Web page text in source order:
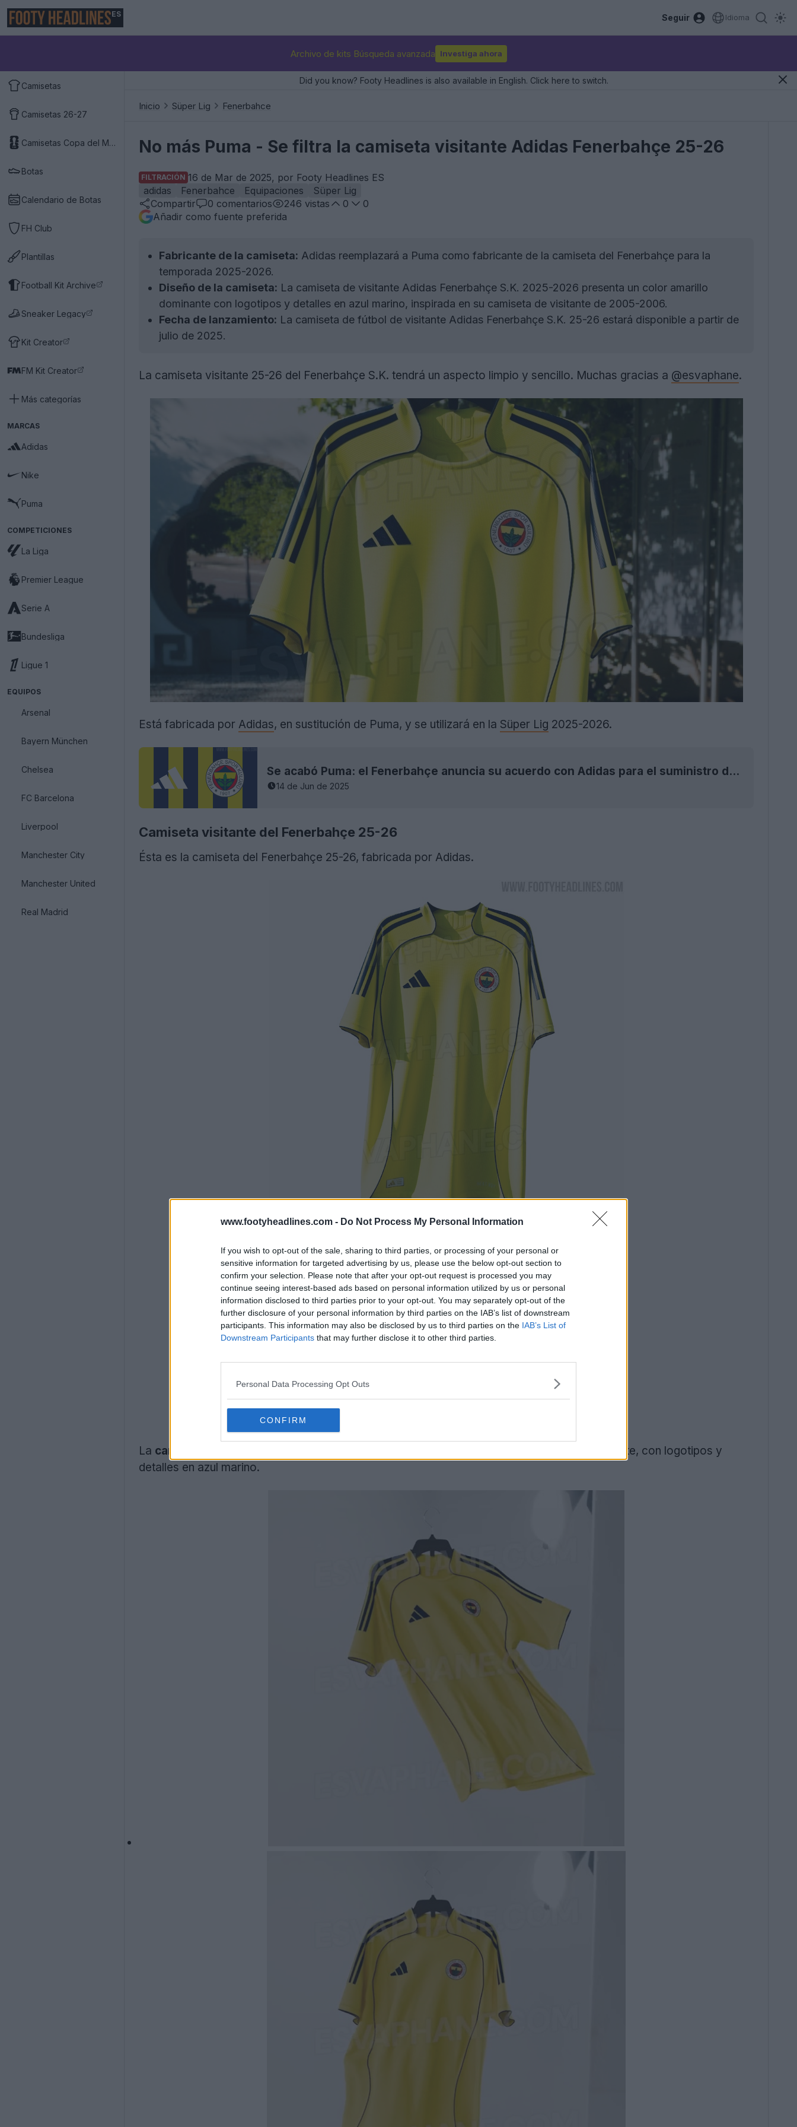
www.footyheadlines.com - Do Not Process My Personal Information
If you wish to opt-out of the sale, sharing to third parties, or processing of your personal or
sensitive information for targeted advertising by us, please use the below opt-out section to
confirm your selection. Please note that after your opt-out request is processed you may
continue seeing interest-based ads based on personal information utilized by us or personal
information disclosed to third parties prior to your opt-out. You may separately opt-out of the
further disclosure of your personal information by third parties on the IAB’s list of downstream
participants. This information may also be disclosed by us to third parties on the IAB’s List of
Downstream Participants that may further disclose it to other third parties.
Personal Data Processing Opt Outs
CONFIRM
ES Seguir Idioma
Archivo de kits Búsqueda avanzada Investiga ahora
Camisetas
Camisetas 26-27
Camisetas Copa del Mundo 2026
Botas
Calendario de Botas
FH Club
Plantillas
Football Kit Archive
Sneaker Legacy
Kit Creator
FM Kit Creator
Más categorías
MARCAS
Adidas
Nike
Puma
COMPETICIONES
La Liga
Premier League
Serie A
Bundesliga
Ligue 1
EQUIPOS
Arsenal
Bayern München
Chelsea
FC Barcelona
Liverpool
Manchester City
Manchester United
Real Madrid
Did you know? Footy Headlines is also available in English. Click here to switch.
Inicio Süper Lig Fenerbahce
No más Puma - Se filtra la camiseta visitante Adidas Fenerbahçe 25-26
FILTRACIÓN 16 de Mar de 2025, por Footy Headlines ES
adidas
Fenerbahce Equipaciones
Süper Lig
Compartir
0 comentarios 246 vistas 0
0
Añadir como fuente preferida
Fabricante de la camiseta: Adidas reemplazará a Puma como fabricante de la camiseta del Fenerbahçe para la
temporada 2025-2026.
Diseño de la camiseta: La camiseta de visitante Adidas Fenerbahçe S.K. 2025-2026 presenta un color amarillo
dominante con logotipos y detalles en azul marino, inspirada en su camiseta de visitante de 2005-2006.
Fecha de lanzamiento: La camiseta de fútbol de visitante Adidas Fenerbahçe S.K. 25-26 estará disponible a partir de
julio de 2025.
La camiseta visitante 25-26 del Fenerbahçe S.K. tendrá un aspecto limpio y sencillo. Muchas gracias a @esvaphane.
Está fabricada por Adidas, en sustitución de Puma, y se utilizará en la Süper Lig 2025-2026.
Se acabó Puma: el Fenerbahçe anuncia su acuerdo con Adidas para el suministro de camisetas
14 de Jun de 2025
Camiseta visitante del Fenerbahçe 25-26
Ésta es la camiseta del Fenerbahçe 25-26, fabricada por Adidas.
La camiseta visitante Adidas Fenerbahçe S.K. 2025-26
vuelve a su color amarillo dominante, con logotipos y
detalles en azul marino.